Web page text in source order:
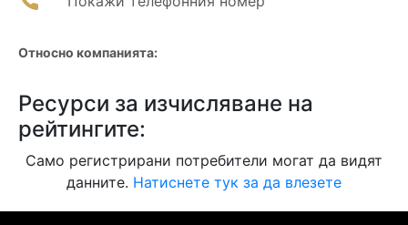
Относно компанията:
Ресурси за изчисляване на
рейтингите:
Само регистрирани потребители могат да видят
данните. Натиснете тук за да влезете